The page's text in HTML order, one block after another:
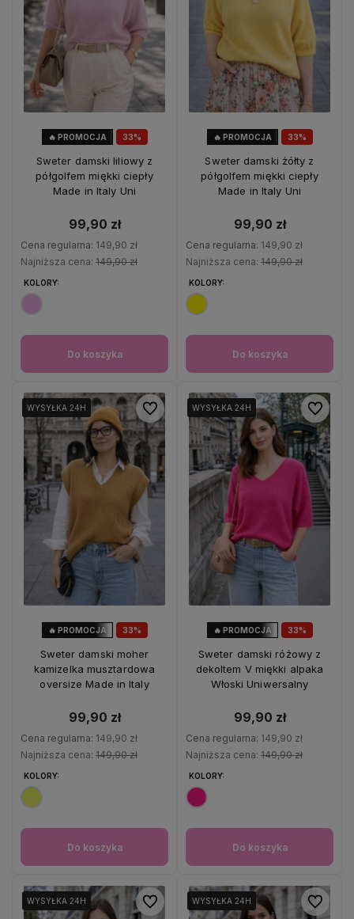
33%
🔥 PROMOCJA
Sweter damski liliowy z
półgolfem miękki ciepły
Made in Italy Uni
99,90 zł
Cena regularna: 149,90 zł
Najniższa cena: 149,90 zł
KOLORY:
Do koszyka
33%
🔥 PROMOCJA
Sweter damski żółty z
półgolfem miękki ciepły
Made in Italy Uni
99,90 zł
Cena regularna: 149,90 zł
Najniższa cena: 149,90 zł
KOLORY:
Do koszyka
33%
🔥 PROMOCJA
WYSYŁKA 24H
WYSYŁKA 24H
WYSYŁKA 24H
Sweter damski moher
kamizelka musztardowa
oversize Made in Italy
99,90 zł
Cena regularna: 149,90 zł
Najniższa cena: 149,90 zł
KOLORY:
Do koszyka
Do ulubionych
33%
🔥 PROMOCJA
WYSYŁKA 24H
WYSYŁKA 24H
WYSYŁKA 24H
Sweter damski różowy z
dekoltem V miękki alpaka
Włoski Uniwersalny
99,90 zł
Cena regularna: 149,90 zł
Najniższa cena: 149,90 zł
KOLORY:
Do koszyka
Do
WYSYŁKA 24H
WYSYŁKA 24H Do ulubionychWYSYŁKA 24H
WYSYŁKA 24H Do